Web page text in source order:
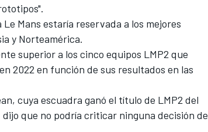
Mans estaría reservada a los mejores
y Norteamérica.
superior a los cinco equipos LMP2 que
2022 en función de sus resultados en las
cuya escuadra ganó el título de LMP2 del
dijo que no podría criticar ninguna decisión de